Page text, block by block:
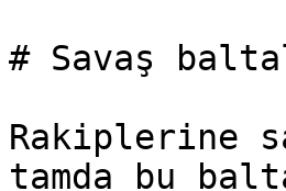
# Savaş
Rakiplerine
tamda bu